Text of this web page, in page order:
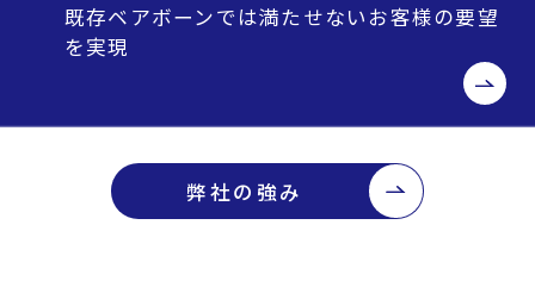
既存ベアボーンでは満たせないお客様の要望
を実現
弊社の強み